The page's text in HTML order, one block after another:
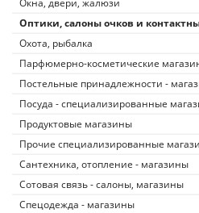
Окна, двери, жалюзи
Оптики, салоны очков и
Охота, рыбалка
Парфюмерно-косметические
Постельные принадлежности -
Посуда - специализированные
Продуктовые магазины
Прочие специализированные
Сантехника, отопление - магазины
Сотовая связь - салоны, магазины
Спецодежда - магазины